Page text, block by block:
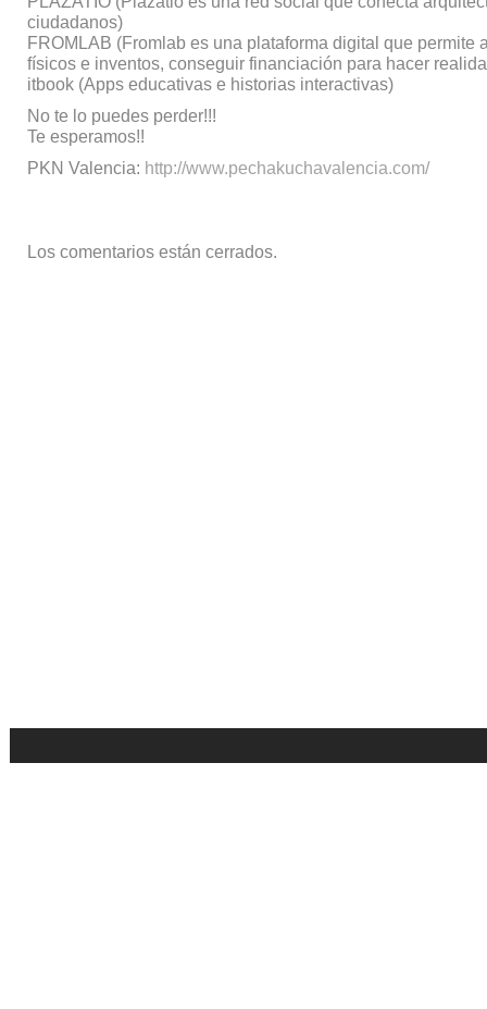
ciudadanos)
FROMLAB (Fromlab es una plataforma digital que permite
físicos e inventos, conseguir financiación para hacer
itbook (Apps educativas e historias interactivas)
No te lo puedes perder!!!
Te esperamos!!
PKN Valencia: http://www.pechakuchavalencia.com/
Los comentarios están cerrados.